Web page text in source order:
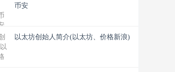
币安
以太坊创始人简介(以太坊、价格新浪)